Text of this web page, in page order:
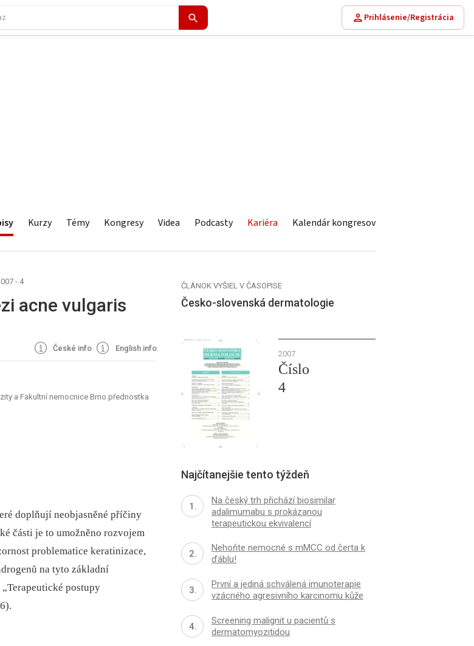
Prihlásenie/Registrácia
Kurzy Témy Kongresy Videa Podcasty Kariéra Kalendár kongresov
- 4
acne vulgaris
České info English info
a Fakultní nemocnice Brno přednostka
doplňují neobjasněné příčiny
části je to umožněno rozvojem
problematice keratinizace,
na tyto základní
postupy
ČLÁNOK VYŠIEL V ČASOPISE
Česko-slovenská dermatologie
2007
Číslo
4
Najčítanejšie tento týždeň
Na český trh přichází biosimilar
adalimumabu s prokázanou
terapeutickou ekvivalencí
Nehoňte nemocné s mMCC od čerta k
ďáblu!
První a jediná schválená imunoterapie
vzácného agresivního karcinomu kůže
Screening malignit u pacientů s
dermatomyozitidou